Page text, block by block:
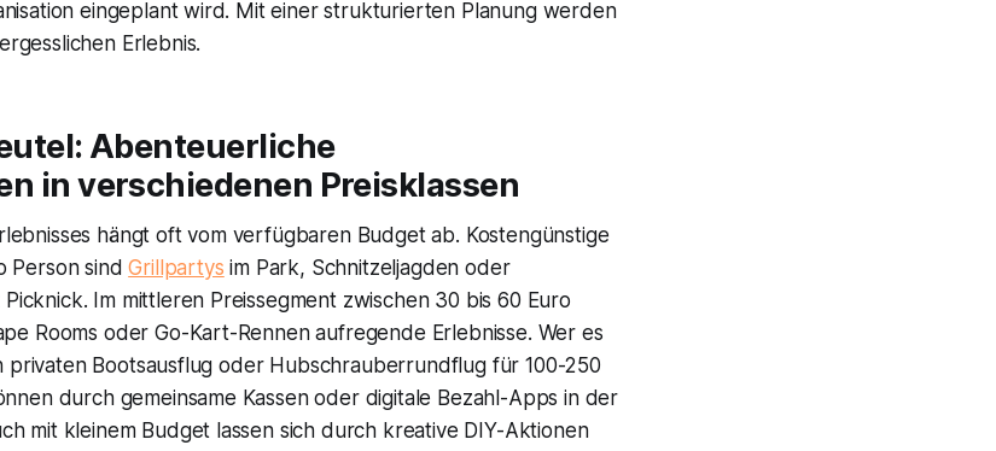
eingeplant wird. Mit einer strukturierten Planung werden
Erlebnis.
Abenteuerliche
in verschiedenen Preisklassen
hängt oft vom verfügbaren Budget ab. Kostengünstige
Person sindGrillpartys im Park, Schnitzeljagden oder
Im mittleren Preissegment zwischen 30 bis 60 Euro
Rooms oder Go-Kart-Rennen aufregende Erlebnisse. Wer es
privaten Bootsausflug oder Hubschrauberrundflug für 100-250
durch gemeinsame Kassen oder digitale Bezahl-Apps in der
mit kleinem Budget lassen sich durch kreative DIY-Aktionen